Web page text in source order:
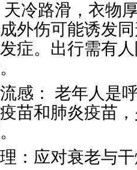
路滑，衣物厚
外伤可能诱发
症。出行需有
： 老年人是呼
苗和肺炎疫苗
应对衰老与干